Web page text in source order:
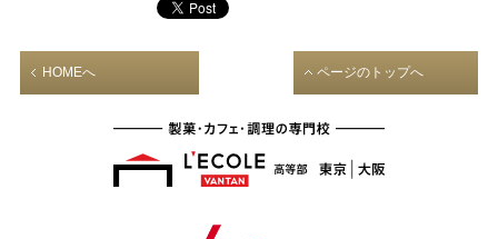
HOMEへ ページのトップへ